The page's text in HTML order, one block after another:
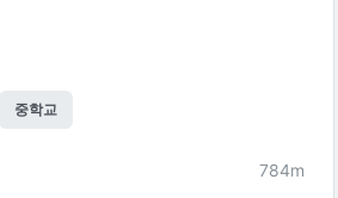
중학교
784m